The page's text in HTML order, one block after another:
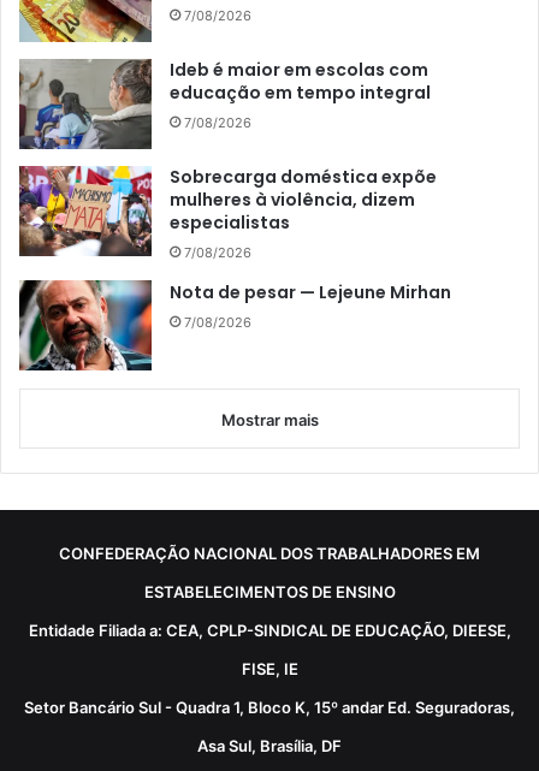
7/08/2026
Ideb é maior em escolas com
educação em tempo integral
7/08/2026
Sobrecarga doméstica expõe
mulheres à violência, dizem
especialistas
7/08/2026
Nota de pesar — Lejeune Mirhan
7/08/2026
Mostrar mais
CONFEDERAÇÃO NACIONAL DOS TRABALHADORES EM
ESTABELECIMENTOS DE ENSINO
Entidade Filiada a: CEA, CPLP-SINDICAL DE EDUCAÇÃO, DIEESE,
FISE, IE
Setor Bancário Sul - Quadra 1, Bloco K, 15º andar Ed. Seguradoras,
Asa Sul, Brasília, DF